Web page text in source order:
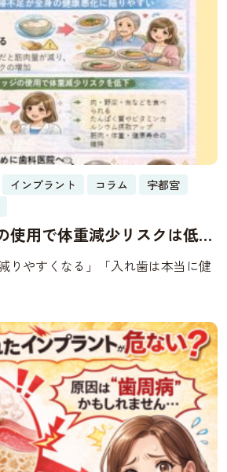
インプラント コラム
宇都宮
使用で体重減少リスクは低下
人の低栄養と健康寿命の深い
りやすくなる」「入れ歯は本当に健